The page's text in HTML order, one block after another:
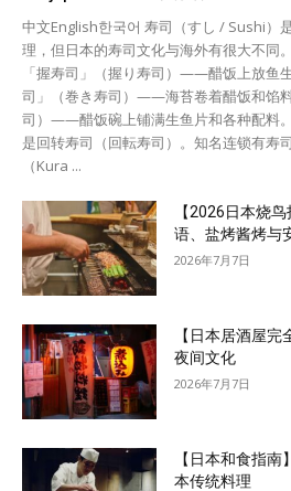
中文English한국어 寿司（すし / Sushi）
理，但日本的寿司文化与海外有很大不同
「握寿司」（握り寿司）——醋饭上放鱼
司」（巻き寿司）——海苔卷着醋饭和馅
司）——醋饭碗上铺满生鱼片和各种配料
是回转寿司（回転寿司）。知名连锁有寿
（Kura ...
【2026日本烧
语、盐烤酱烤与
2026年7月7日
【日本居酒屋
夜间文化
2026年7月7日
【日本和食指
本传统料理